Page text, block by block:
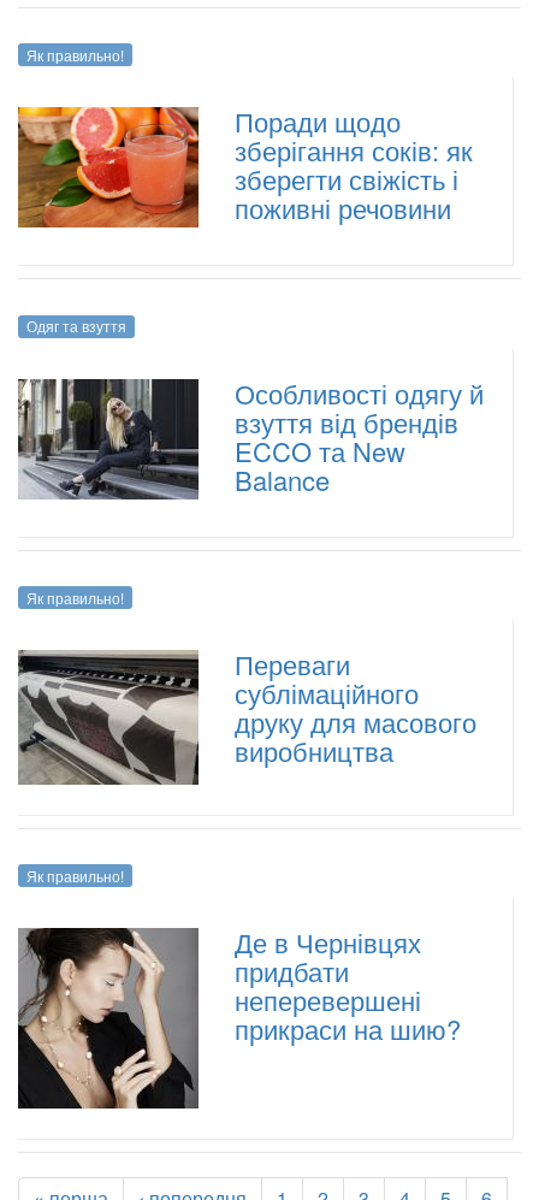
Як правильно!
Поради щодо
зберігання соків: як
зберегти свіжість і
поживні речовини
Одяг та взуття
Особливості одягу й
взуття від брендів
ECCO та New
Balance
Як правильно!
Переваги
сублімаційного
друку для масового
виробництва
Як правильно!
Де в Чернівцях
придбати
неперевершені
прикраси на шию?